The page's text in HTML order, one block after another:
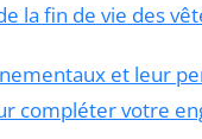
la fin de vie des
et leur
compléter votre